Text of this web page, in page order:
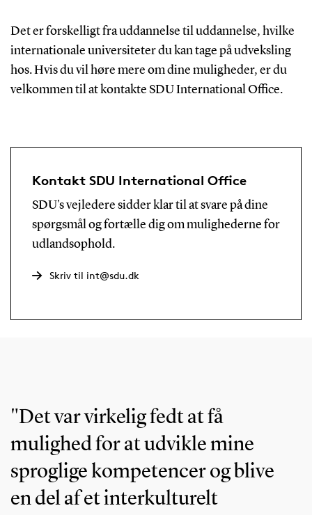
Det er forskelligt fra uddannelse til uddannelse, hvilke
internationale universiteter du kan tage på udveksling
hos. Hvis du vil høre mere om dine muligheder, er du
velkommen til at kontakte SDU International Office.
Kontakt SDU International Office
SDU's vejledere sidder klar til at svare på dine
spørgsmål og fortælle dig om mulighederne for
udlandsophold.
Skriv til int@sdu.dk
"Det var virkelig fedt at få
mulighed for at udvikle mine
sproglige kompetencer og blive
en del af et interkulturelt